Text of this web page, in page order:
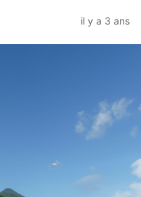
il y a 3 ans